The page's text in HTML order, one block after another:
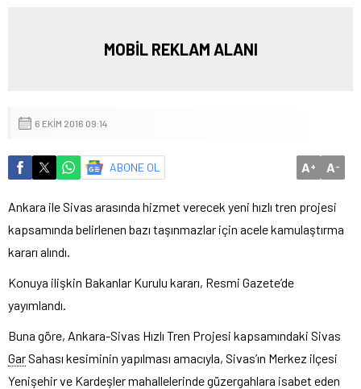
MOBİL REKLAM ALANI
6 EKIM 2016 09:14
ABONE OL A+ A-
Ankara ile Sivas arasında hizmet verecek yeni hızlı tren projesi
kapsamında belirlenen bazı taşınmazlar için acele kamulaştırma
kararı alındı.
Konuya ilişkin Bakanlar Kurulu kararı, Resmi Gazete’de
yayımlandı.
Buna göre, Ankara-Sivas Hızlı Tren Projesi kapsamındaki Sivas
GarSahası kesiminin yapılması amacıyla, Sivas’ın Merkez ilçesi
Yenişehir ve Kardeşler mahallelerinde güzergahlara isabet eden